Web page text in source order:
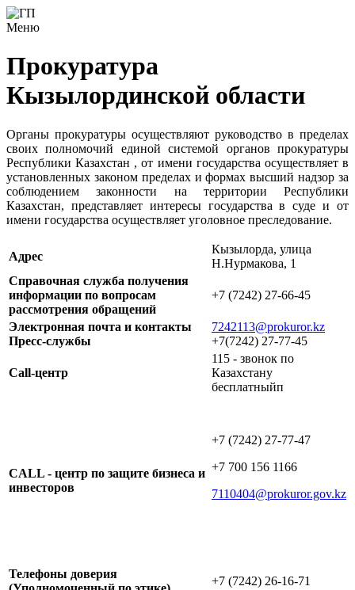
Меню
Прокуратура
Кызылординской области
Органы прокуратуры осуществляют руководство в пределах
своих полномочий единой системой органов прокуратуры
Республики Казахстан , от имени государства осуществляет в
установленных законом пределах и формах высший надзор за
соблюдением законности на территории Республики
Казахстан, представляет интересы государства в суде и от
имени государства осуществляет уголовное преследование.
Адрес
Кызылорда, улица
Н.Нурмакова, 1
Справочная служба получения
информации по вопросам
рассмотрения обращений
+7 (7242) 27-66-45
Электронная почта и контакты
Пресс-службы
7242113@prokuror.kz
+7(7242) 27-77-45
Call-центр
115 - звонок по
Казахстану
бесплатныйп
CALL - центр по защите бизнеса и
инвесторов
+7 (7242) 27-77-47
+7 700 156 1166
7110404@prokuror.gov.kz
Телефоны доверия
+7 (7242) 26-16-71